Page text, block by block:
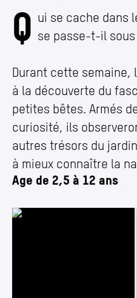
Q ui se cache dans
se passe-t-il
Durant cette
à la découverte du
petites bêtes. Armés
curiosité, ils
autres trésors du
à mieux connaître la
Age de 2,5 à 12 ans